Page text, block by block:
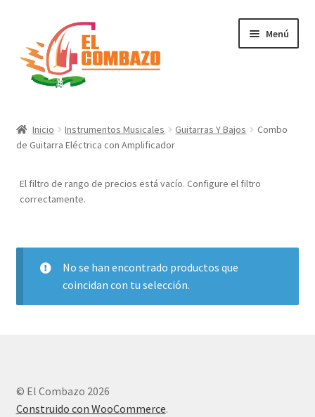
Menú
DJ, Audio e Iluminación PRO
Grabación de Audio & Video
Hogar
Inicio Instrumentos Musicales Guitarras Y Bajos
Combo
de Guitarra Eléctrica con Amplificador
No se han encontrado productos que
coincidan con tu selección.
El filtro de rango de precios está vacío. Configure el filtro
correctamente.
© El Combazo 2026
Construido con WooCommerce.